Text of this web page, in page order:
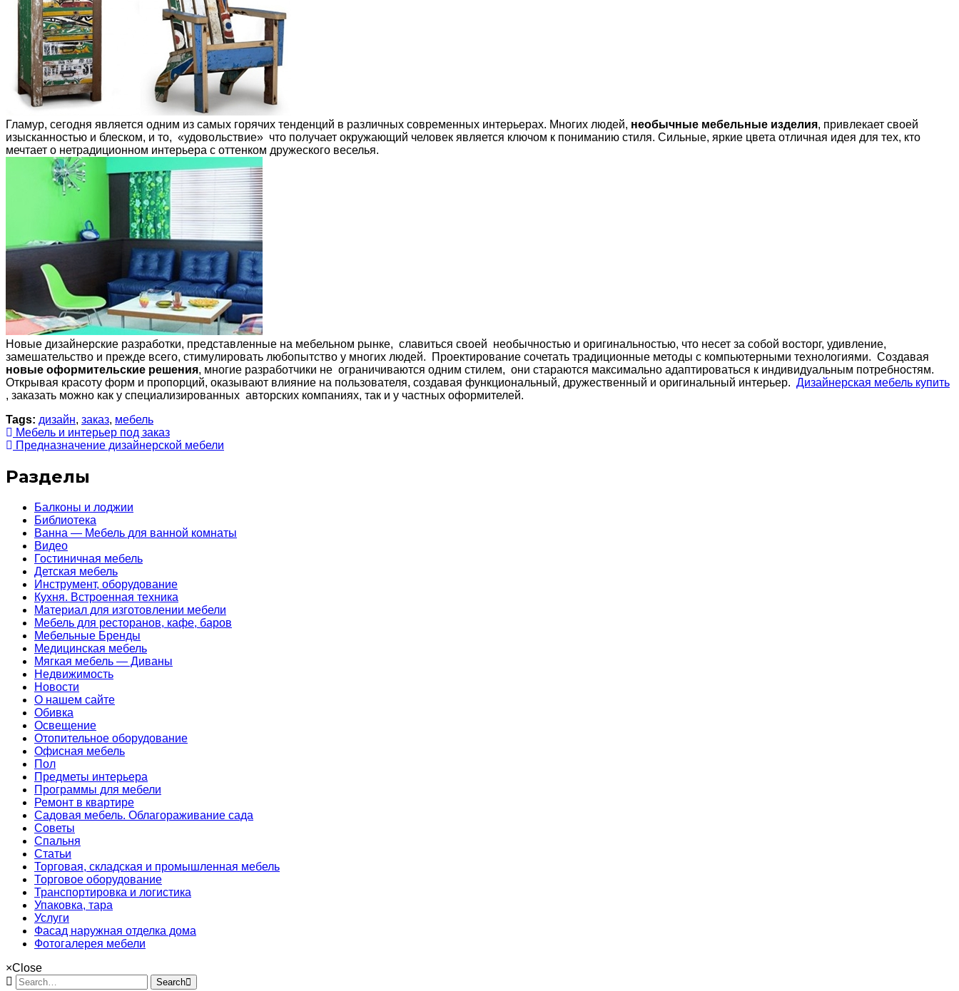
Гламур, сегодня является одним из самых горячих тенденций в различных современных интерьерах. Многих людей, необычные мебельные изделия, привлекает своей
изысканностью и блеском, и то, «удовольствие» что получает окружающий человек является ключом к пониманию стиля. Сильные, яркие цвета отличная идея для тех, кто
мечтает о нетрадиционном интерьера с оттенком дружеского веселья.
Новые дизайнерские разработки, представленные на мебельном рынке, славиться своей необычностью и оригинальностью, что несет за собой восторг, удивление,
замешательство и прежде всего, стимулировать любопытство у многих людей. Проектирование сочетать традиционные методы с компьютерными технологиями. Создавая
новые оформительские решения, многие разработчики не ограничиваются одним стилем, они стараются максимально адаптироваться к индивидуальным потребностям.
Открывая красоту форм и пропорций, оказывают влияние на пользователя, создавая функциональный, дружественный и оригинальный интерьер. Дизайнерская мебель купить
, заказать можно как у специализированных авторских компаниях, так и у частных оформителей.
Tags: дизайн, заказ, мебель
Мебель и интерьер под заказ
Предназначение дизайнерской мебели
Разделы
Балконы и лоджии
Библиотека
Ванна — Мебель для ванной комнаты
Видео
Гостиничная мебель
Детская мебель
Инструмент, оборудование
Кухня. Встроенная техника
Материал для изготовлении мебели
Мебель для ресторанов, кафе, баров
Мебельные Бренды
Медицинская мебель
Мягкая мебель — Диваны
Недвижимость
Новости
О нашем сайте
Обивка
Освещение
Отопительное оборудование
Офисная мебель
Пол
Предметы интерьера
Программы для мебели
Ремонт в квартире
Садовая мебель. Облагораживание сада
Советы
Спальня
Статьи
Торговая, складская и промышленная мебель
Торговое оборудование
Транспортировка и логистика
Упаковка, тара
Услуги
Фасад наружная отделка дома
Фотогалерея мебели
×Close
Search